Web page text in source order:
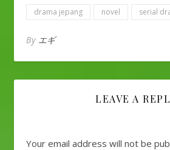
drama jepang novel serial
By エギ
LEAVE A
Your email address will not be